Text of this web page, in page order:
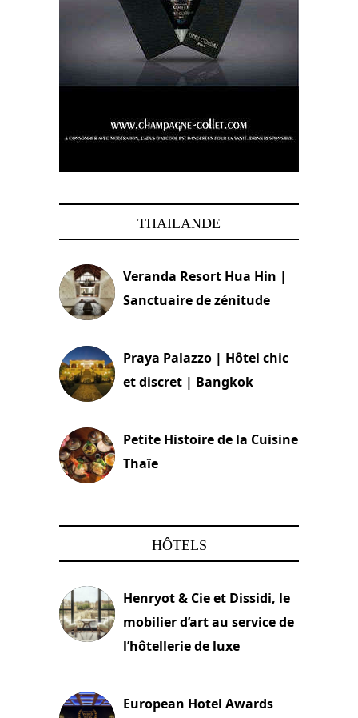
THAILANDE
Veranda Resort Hua Hin |
Sanctuaire de zénitude
Praya Palazzo | Hôtel chic
et discret | Bangkok
Petite Histoire de la Cuisine
Thaïe
HÔTELS
Henryot & Cie et Dissidi, le
mobilier d’art au service de
l’hôtellerie de luxe
European Hotel Awards